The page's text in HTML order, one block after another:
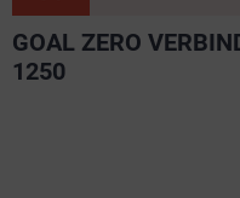
GOAL ZERO
1250